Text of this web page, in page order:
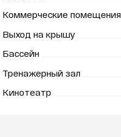
Коммерческие помещения
Выход на крышу
Бассейн
Тренажерный зал
Кинотеатр